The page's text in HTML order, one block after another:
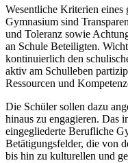
Wesentliche Kriterien
Gymnasium sind
und Toleranz sowie
an Schule Beteiligten.
kontinuierlich den
aktiv am Schulleben
Ressourcen und
Die Schüler sollen dazu
hinaus zu engagieren. Das
eingegliederte Berufliche
Betätigungsfelder, die von
bis hin zu kulturellen und